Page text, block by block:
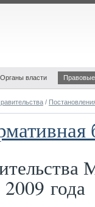
Органы власти
/
года